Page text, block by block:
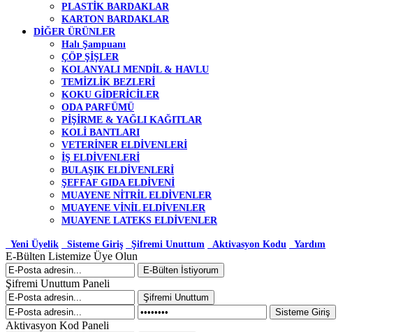
PLASTİK BARDAKLAR
KARTON BARDAKLAR
DİĞER ÜRÜNLER
Halı Şampuanı
ÇÖP ŞİŞLER
KOLANYALI MENDİL & HAVLU
TEMİZLİK BEZLERİ
KOKU GİDERİCİLER
ODA PARFÜMÜ
PİŞİRME & YAĞLI KAĞITLAR
KOLİ BANTLARI
VETERİNER ELDİVENLERİ
İŞ ELDİVENLERİ
BULAŞIK ELDİVENLERİ
ŞEFFAF GIDA ELDİVENİ
MUAYENE NİTRİL ELDİVENLER
MUAYENE VİNİL ELDİVENLER
MUAYENE LATEKS ELDİVENLER
Yeni Üyelik Sisteme Giriş Şifremi Unuttum Aktivasyon Kodu Yardım
E-Bülten Listemize Üye Olun
Şifremi Unuttum Paneli
Aktivasyon Kod Paneli